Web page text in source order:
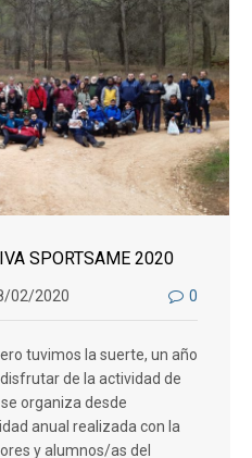
SPORTSAME 2020
02/2020 0
tuvimos la suerte, un año
de la actividad de
organiza desde
anual realizada con la
y alumnos/as del